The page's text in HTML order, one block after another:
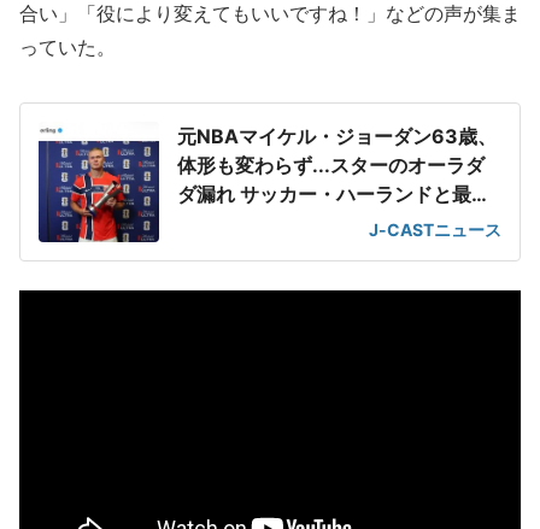
合い」「役により変えてもいいですね！」などの声が集ま
っていた。
元NBAマイケル・ジョーダン63歳、
体形も変わらず...スターのオーラダ
ダ漏れ サッカー・ハーランドと最強
J-CASTニュース